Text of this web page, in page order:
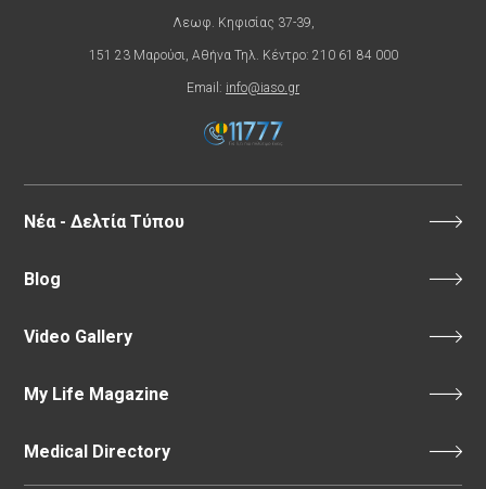
Λεωφ. Κηφισίας 37-39,
151 23 Μαρούσι, Αθήνα Τηλ. Κέντρο: 210 61 84 000
Email: info@iaso.gr
Νέα - Δελτία Τύπου
Blog
Video Gallery
My Life Magazine
Medical Directory